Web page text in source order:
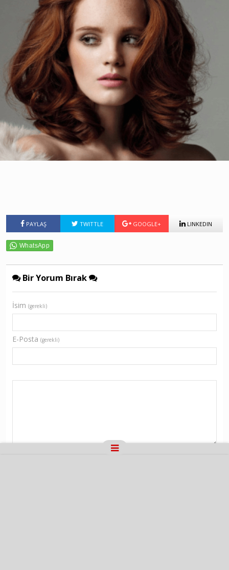
PAYLAŞ TWITTLE GOOGLE+ LINKEDIN
Bir Yorum Bırak
İsim (gerekli)
E-Posta (gerekli)